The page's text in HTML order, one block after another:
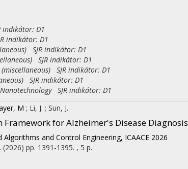
indikátor: D1
indikátor: D1
SJR indikátor: D1
SJR indikátor: D1
SJR indikátor: D1
SJR indikátor: D1
SJR indikátor: D1
M ; Li, J. ; Sun, J.
for Alzheimer's Disease Diagnosis
and Control Engineering, ICAACE 2026
(2026) pp. 1391-1395. , 5 p.